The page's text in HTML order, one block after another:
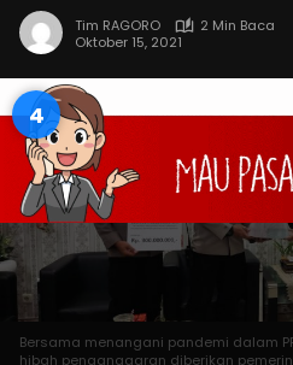
Tim RAGORO
2 Min Baca
Oktober 15, 2021
3
Bersama menangani pandemi dalam
hibah penganggaran diberikan